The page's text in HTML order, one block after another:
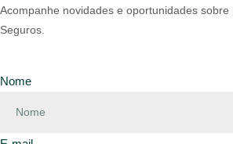
Acompanhe novidades e oportunidades sobre
Seguros.
Nome